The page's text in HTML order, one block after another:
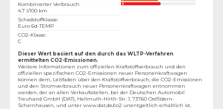
Kombinierter Verbrauch:
4.7 l/100 km
Schadstoffklasse:
Euro 6d-TEMP
CO2-Klasse:
C
Dieser Wert basiert auf den durch das WLTP-Verfahren
ermittelten CO2-Emissionen.
Weitere Informationen zum offiziellen Kraftstoffverbrauch und den
offiziellen spezifischen CO2-Emissionen neuer Personenkraftwagen
können dem‚ Leitfaden über den Kraftstoffverbrauch, die CO2-Emissionen
und den Stromverbrauch neuer Personenkraftwagen entnommen
werden, der an allen Verkaufsstellen, bei der Deutschen Automobil
Treuhand GmbH (DAT), Hellmuth-Hirth-Str. 1, 73760 Ostfildern-
Scharnhausen, und unter www.dat.de/co2 unentgeltlich erhältlich ist.